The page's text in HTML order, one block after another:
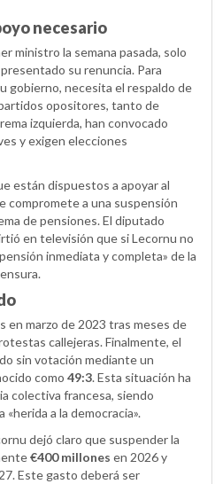
necesario
ministro la semana pasada, solo
su renuncia. Para
gobierno, necesita el respaldo de
opositores, tanto de
izquierda, han convocado
y exigen elecciones
están dispuestos a apoyar al
compromete a una suspensión
de pensiones. El diputado
en televisión que si Lecornu no
inmediata y completa» de la
en marzo de 2023 tras meses de
callejeras. Finalmente, el
sin votación mediante un
como 49:3. Esta situación ha
colectiva francesa, siendo
a la democracia».
dejó claro que suspender la
€400 millones en 2026 y
Este gasto deberá ser